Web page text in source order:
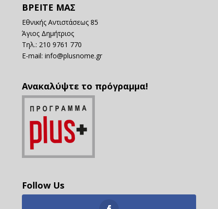
ΒΡΕΙΤΕ ΜΑΣ
Εθνικής Αντιστάσεως 85
Άγιος Δημήτριος
Τηλ.: 210 9761 770
E-mail: info@plusnome.gr
Ανακαλύψτε το πρόγραμμα!
Follow Us